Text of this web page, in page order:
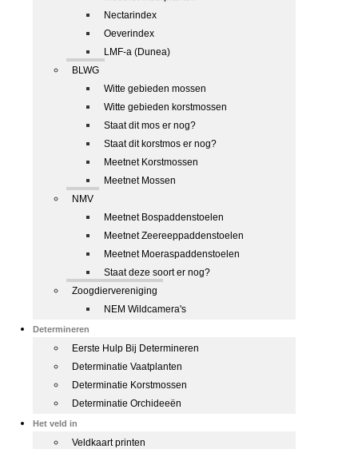
Nectarindex
Oeverindex
LMF-a (Dunea)
BLWG
Witte gebieden mossen
Witte gebieden korstmossen
Staat dit mos er nog?
Staat dit korstmos er nog?
Meetnet Korstmossen
Meetnet Mossen
NMV
Meetnet Bospaddenstoelen
Meetnet Zeereeppaddenstoelen
Meetnet Moeraspaddenstoelen
Staat deze soort er nog?
Zoogdiervereniging
NEM Wildcamera's
Determineren
Eerste Hulp Bij Determineren
Determinatie Vaatplanten
Determinatie Korstmossen
Determinatie Orchideeën
Het veld in
Veldkaart printen